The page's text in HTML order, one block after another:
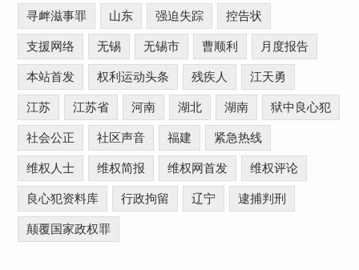
寻衅滋事罪 山东 强迫失踪 控告状
支援网络 无锡 无锡市 曹顺利 月度报告
本站首发 权利运动头条 残疾人 江天勇
江苏 江苏省 河南 湖北 湖南 狱中良心犯
社会公正 社区声音 福建 紧急热线
维权人士 维权简报 维权网首发 维权评论
良心犯资料库 行政拘留 辽宁 逮捕判刑
颠覆国家政权罪